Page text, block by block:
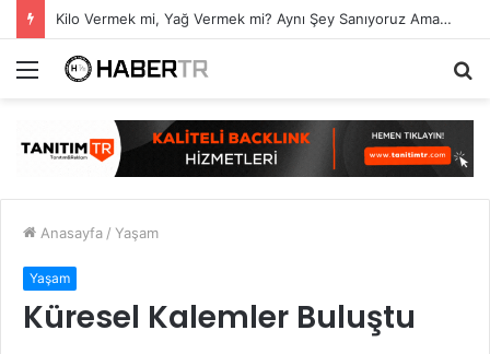
Kilo Vermek mi, Yağ Vermek mi? Aynı Şey Sanıyoruz Ama Değil!
Menü
Anasayfa / Yaşam
Yaşam
Küresel Kalemler Buluştu